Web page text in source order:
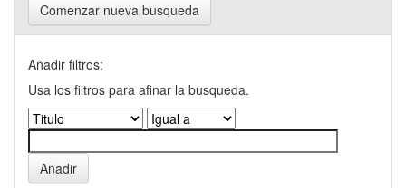
Comenzar nueva busqueda
Añadir filtros:
Usa los filtros para afinar la busqueda.